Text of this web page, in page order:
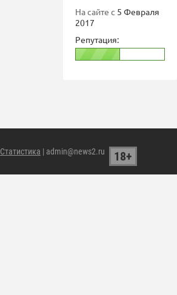
На сайте с 5 Февраля
2017
Репутация:
Статистика | admin@news2.ru 18+